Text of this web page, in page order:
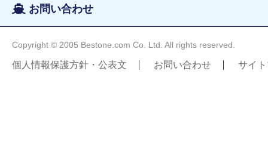
お問い合わせ
Copyright © 2005 Bestone.com Co. Ltd. All rights reserved.
個人情報保護方針・公表文 お問い合わせ サイ